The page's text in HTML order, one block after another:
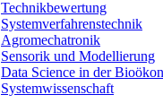
Technikbewertung
Systemverfahrenstechnik
Agromechatronik
Sensorik und Modellierung
Data Science in der
Systemwissenschaft